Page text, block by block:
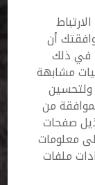
أن
في ذلك
مشابهة
ولتحسين
من
صفحات
معلومات
ملفات